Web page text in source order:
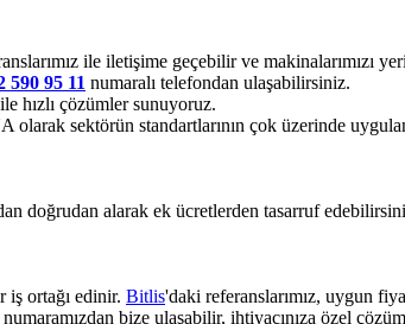
ile iletişime geçebilir ve makinalarımızı
590 95 11 numaralı telefondan ulaşabilirsiniz.
hızlı çözümler sunuyoruz.
sektörün standartlarının çok üzerinde
doğrudan alarak ek ücretlerden tasarruf
ortağı edinir. Bitlis'daki referanslarımız, uygun
numaramızdan bize ulaşabilir, ihtiyacınıza özel